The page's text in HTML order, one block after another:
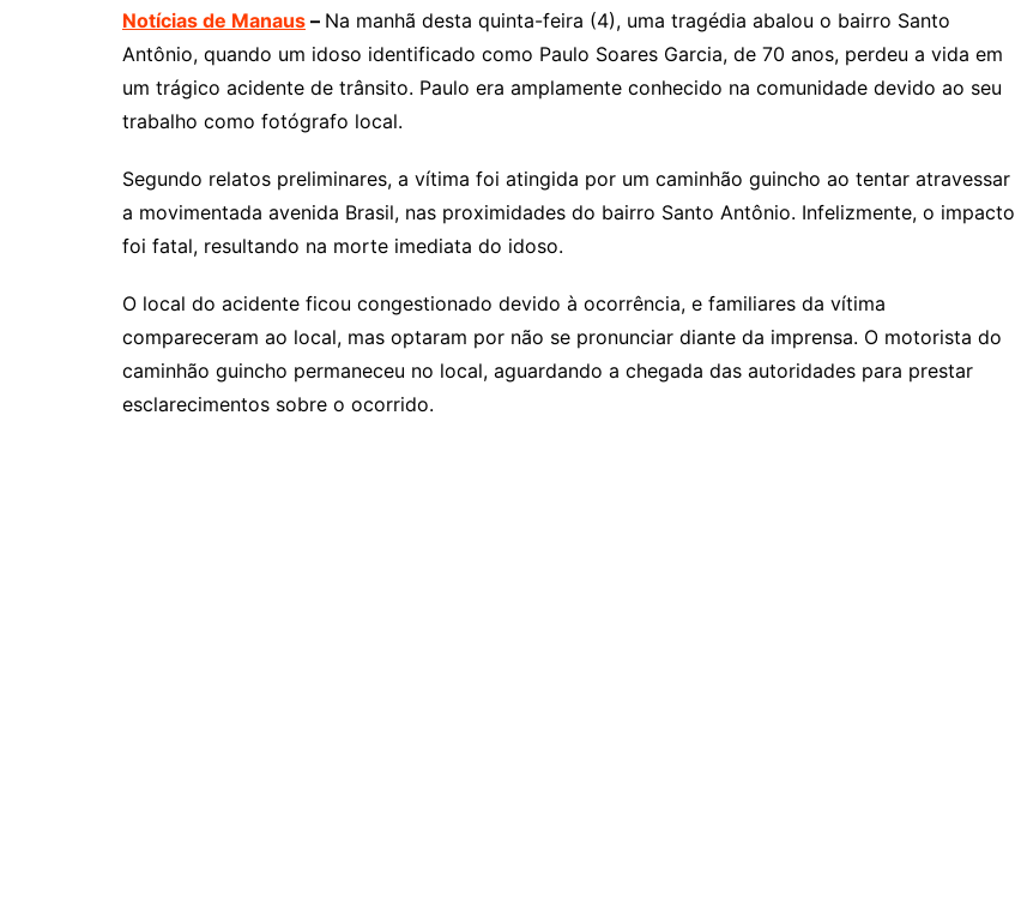
Notícias de Manaus – Na manhã desta quinta-feira (4), uma tragédia abalou o bairro Santo
Antônio, quando um idoso identificado como Paulo Soares Garcia, de 70 anos, perdeu a vida em
um trágico acidente de trânsito. Paulo era amplamente conhecido na comunidade devido ao seu
trabalho como fotógrafo local.
Segundo relatos preliminares, a vítima foi atingida por um caminhão guincho ao tentar atravessar
a movimentada avenida Brasil, nas proximidades do bairro Santo Antônio. Infelizmente, o impacto
foi fatal, resultando na morte imediata do idoso.
O local do acidente ficou congestionado devido à ocorrência, e familiares da vítima
compareceram ao local, mas optaram por não se pronunciar diante da imprensa. O motorista do
caminhão guincho permaneceu no local, aguardando a chegada das autoridades para prestar
esclarecimentos sobre o ocorrido.